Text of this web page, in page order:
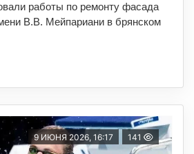
работы по ремонту фасада
В.В. Мейпариани в брянском
9 ИЮНЯ 2026, 16:17 141